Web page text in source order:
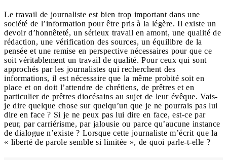
Le travail de journaliste est bien trop important dans une
société de l’information pour être pris à la légère. Il existe un
devoir d’honnêteté, un sérieux travail en amont, une qualité de
rédaction, une vérification des sources, un équilibre de la
pensée et une remise en perspective nécessaires pour que ce
soit véritablement un travail de qualité. Pour ceux qui sont
approchés par les journalistes qui recherchent des
informations, il est nécessaire que la même probité soit en
place et on doit l’attendre de chrétiens, de prêtres et en
particulier de prêtres diocésains au sujet de leur évêque. Vais-
je dire quelque chose sur quelqu’un que je ne pourrais pas lui
dire en face ? Si je ne peux pas lui dire en face, est-ce par
peur, par carriérisme, par jalousie ou parce qu’aucune instance
de dialogue n’existe ? Lorsque cette journaliste m’écrit que la
« liberté de parole semble si limitée », de quoi parle-t-elle ?